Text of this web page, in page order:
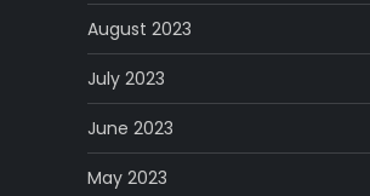
August 2023
July 2023
June 2023
May 2023